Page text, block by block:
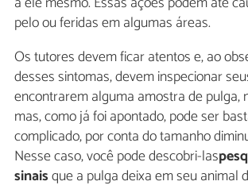
pelo ou feridas em algumas áreas.
Os tutores devem ficar atentos e, ao
desses sintomas, devem inspecionar
encontrarem alguma amostra de pulga,
mas, como já foi apontado, pode ser
complicado, por conta do tamanho
Nesse caso, você pode descobri-las
sinaisque a pulga deixa em seu animal